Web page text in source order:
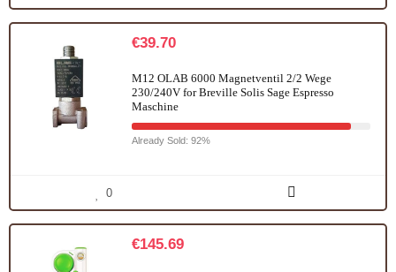
€39.70
M12 OLAB 6000 Magnetventil 2/2 Wege
230/240V for Breville Solis Sage Espresso
Maschine
Already Sold: 92%
0
€145.69